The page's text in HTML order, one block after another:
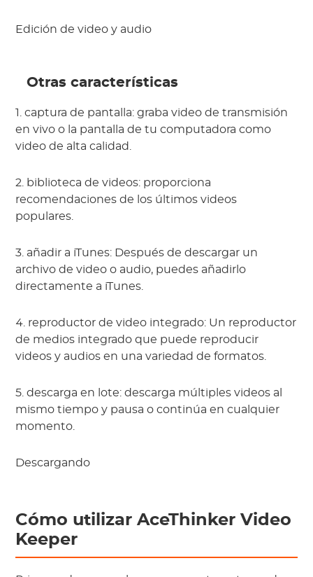
Edición de video y audio
Otras características
1. captura de pantalla: graba video de transmisión
en vivo o la pantalla de tu computadora como
video de alta calidad.
2. biblioteca de videos: proporciona
recomendaciones de los últimos videos
populares.
3. añadir a iTunes: Después de descargar un
archivo de video o audio, puedes añadirlo
directamente a iTunes.
4. reproductor de video integrado: Un reproductor
de medios integrado que puede reproducir
videos y audios en una variedad de formatos.
5. descarga en lote: descarga múltiples videos al
mismo tiempo y pausa o continúa en cualquier
momento.
Descargando
Cómo utilizar AceThinker Video
Keeper